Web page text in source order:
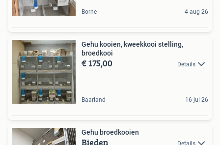
Borne 4 aug 26
Gehu kooien, kweekkooi stelling,
broedkooi
€ 175,00 Details
Baarland 16 jul 26
Gehu broedkooien
Bieden Details